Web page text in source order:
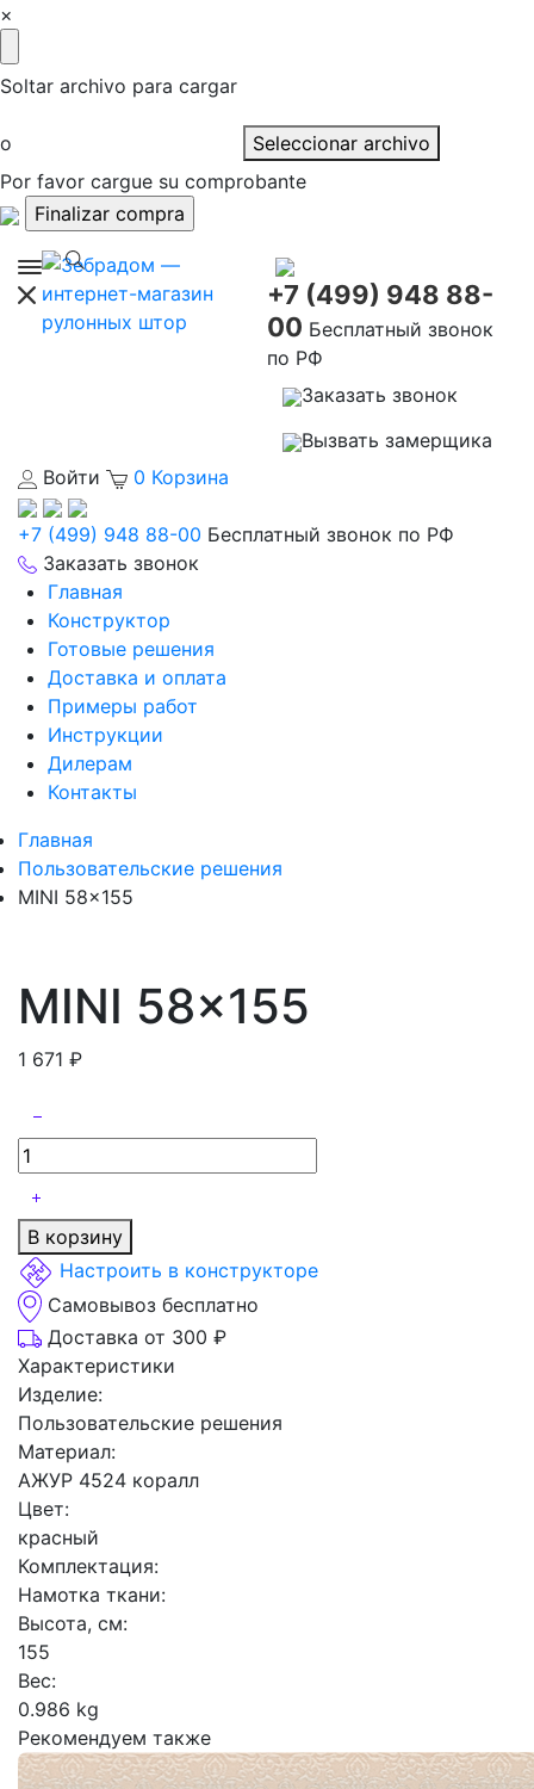
×
Soltar archivo para cargar
o
Seleccionar archivo
Por favor cargue su comprobante
+7 (499) 948 88-
00 Бесплатный звонок
по РФ
Заказать звонок
Вызвать замерщика
Войти
0 Корзина
+7 (499) 948 88-00 Бесплатный звонок по РФ
Заказать звонок
Главная
Конструктор
Готовые решения
Доставка и оплата
Примеры работ
Инструкции
Дилерам
Контакты
Главная
Пользовательские решения
MINI 58×155
MINI 58×155
1 671 ₽
В корзину
Настроить в конструкторе
Самовывоз бесплатно
Доставка от 300 ₽
Характеристики
Изделие:
Пользовательские решения
Материал:
АЖУР 4524 коралл
Цвет:
красный
Комплектация:
Намотка ткани:
Высота, см:
155
Вес:
0.986 kg
Рекомендуем также